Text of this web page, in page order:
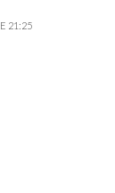
21:25